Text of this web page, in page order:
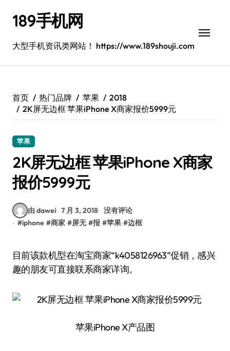
189手机网
大型手机资讯类网站！ https://www.189shouji.com
首页 热门品牌 苹果
2018
2K屏无边框 苹果iPhone X商家报价5999元
苹果
2K屏无边框 苹果iPhone X商家
报价5999元
由 dawei 7 月 3, 2018 没有评论
#iphone #商家 #屏无 #报 #苹果 #边框
目前该款机型在淘宝商家“k4058126963”促销，感兴
趣的朋友可直接联系商家详询。
苹果iPhone X产品图